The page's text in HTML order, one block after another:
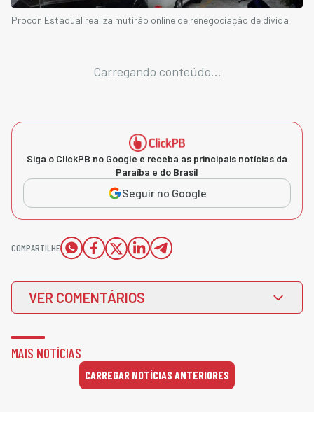
Procon Estadual realiza mutirão online de renegociação de dívida
Carregando conteúdo...
Siga o ClickPB no Google e receba as principais notícias da
Paraíba e do Brasil
Seguir no Google
COMPARTILHE
VER COMENTÁRIOS
MAIS NOTÍCIAS
CARREGAR NOTÍCIAS ANTERIORES